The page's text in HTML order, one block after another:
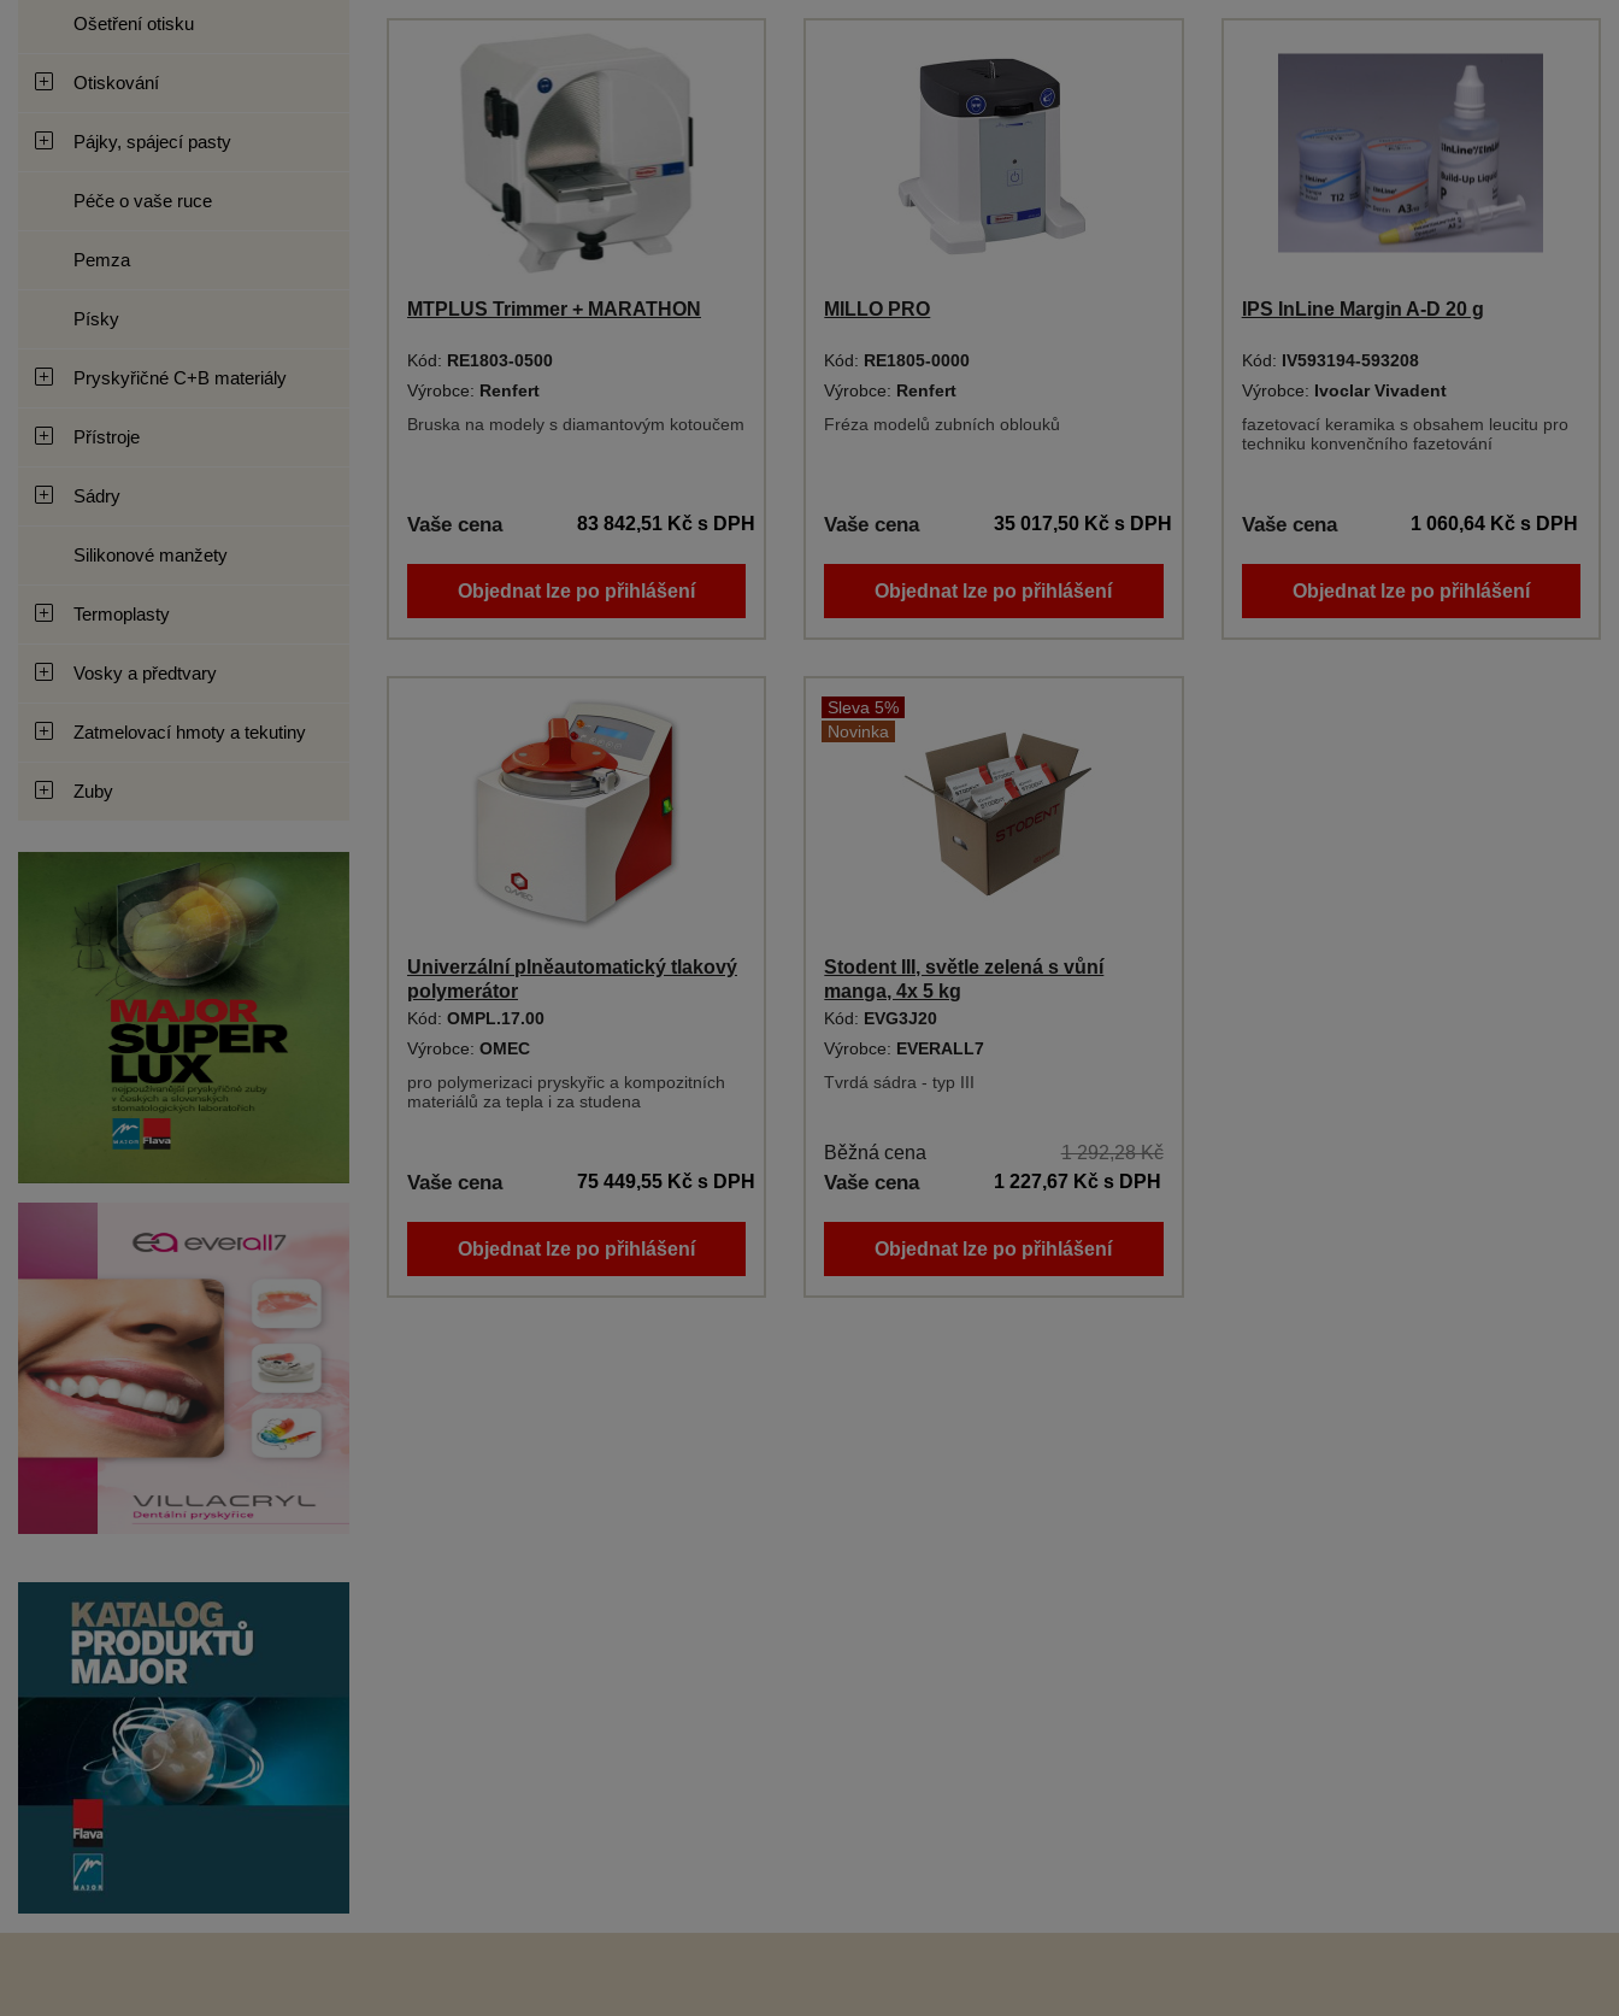
Ošetření otisku
Otiskování
Pájky, spájecí pasty
Péče o vaše ruce
Pemza
Písky
Pryskyřičné C+B materiály
Přístroje
Sádry
Silikonové manžety
Termoplasty
Vosky a předtvary
Zatmelovací hmoty a tekutiny
Zuby
MTPLUS Trimmer + MARATHON
Kód: RE1803-0500
Výrobce: Renfert
Bruska na modely s diamantovým kotoučem
Vaše cena 83 842,51 Kčs DPH
Objednat lze po přihlášení
MILLO PRO
Kód: RE1805-0000
Výrobce: Renfert
Fréza modelů zubních oblouků
Vaše cena 35 017,50 Kč s DPH
Objednat lze po přihlášení
IPS InLine Margin A-D 20 g
Kód: IV593194-593208
Výrobce: Ivoclar Vivadent
fazetovací keramika s obsahem leucitu pro
techniku konvenčního fazetování
Vaše cena 1 060,64 Kč s DPH
Objednat lze po přihlášení
Univerzální plněautomatický tlakový
polymerátor
Kód: OMPL.17.00
Výrobce: OMEC
pro polymerizaci pryskyřic a kompozitních
materiálů za tepla i za studena
Vaše cena 75 449,55 Kčs DPH
Objednat lze po přihlášení
Sleva 5%
Novinka
Stodent III, světle zelená s vůní
manga, 4x 5 kg
Kód: EVG3J20
Výrobce: EVERALL7
Tvrdá sádra - typ III
Běžná cena 1 292,28 Kč
Vaše cena 1 227,67 Kč s DPH
Objednat lze po přihlášení